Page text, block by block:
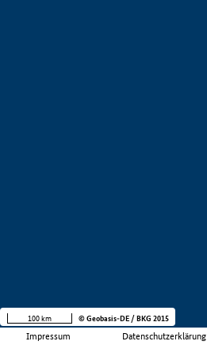
Impressum Datenschutzerklärung
100 km © Geobasis-DE / BKG 2015